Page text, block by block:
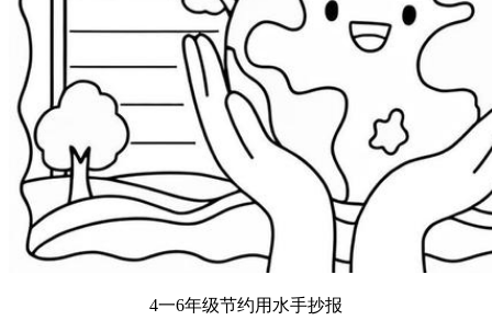
4一6年级节约用水手抄报